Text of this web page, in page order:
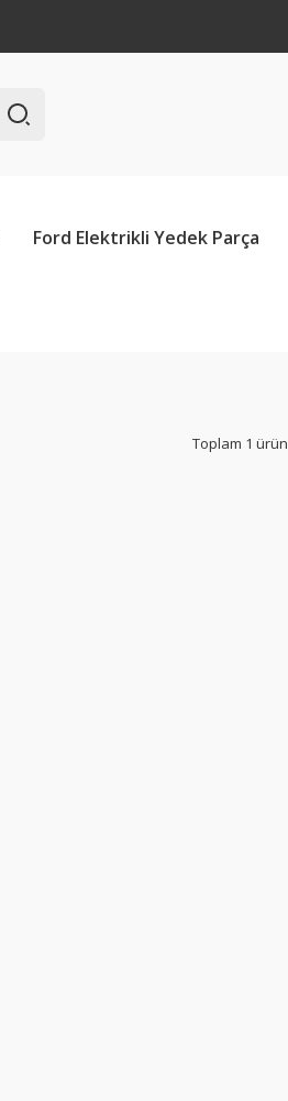
Ford Elektrikli Yedek Parça
Toplam 1 ürün